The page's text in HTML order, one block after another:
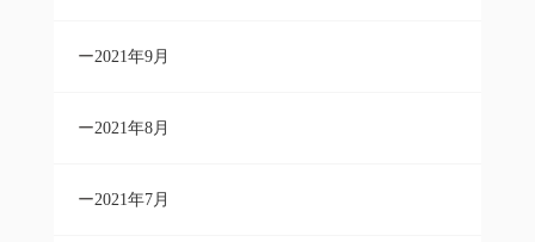
2021年9月
2021年8月
2021年7月